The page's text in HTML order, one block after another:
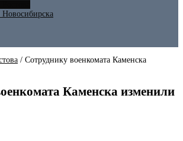
/ Сотруднику военкомата Каменска
Каменска изменили